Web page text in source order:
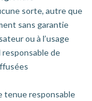
sorte, autre que
sans garantie
ou à l’usage
responsable de
tenue responsable